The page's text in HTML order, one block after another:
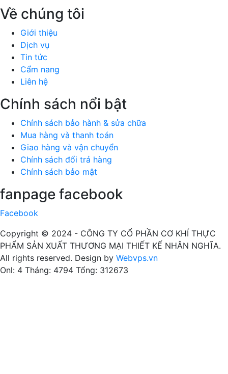
Về chúng tôi
Giới thiệu
Dịch vụ
Tin tức
Cẩm nang
Liên hệ
Chính sách nổi bật
Chính sách bảo hành & sửa chữa
Mua hàng và thanh toán
Giao hàng và vận chuyển
Chính sách đổi trả hàng
Chính sách bảo mật
fanpage facebook
Facebook
Copyright © 2024 - CÔNG TY CỔ PHẦN CƠ KHÍ THỰC
PHẨM SẢN XUẤT THƯƠNG MẠI THIẾT KẾ NHÂN NGHĨA.
All rights reserved. Design by Webvps.vn
Onl: 4 Tháng: 4794 Tổng: 312673